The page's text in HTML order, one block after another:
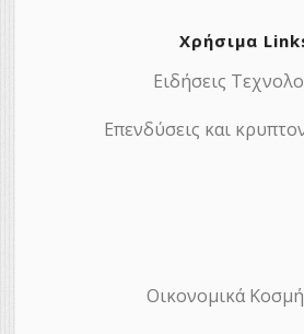
Χρήσιμα
Ειδήσεις
Επενδύσεις και
Οικονομικά